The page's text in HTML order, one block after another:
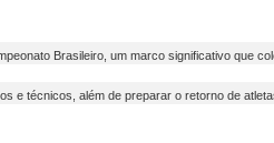
Brasileiro, um marco significativo que
e técnicos, além de preparar o retorno de